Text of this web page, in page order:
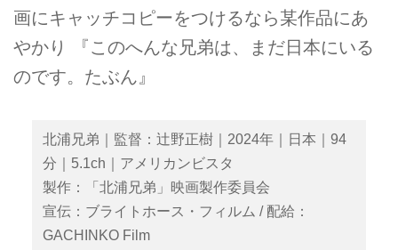
画にキャッチコピーをつけるなら某作品にあ
やかり 『このへんな兄弟は、まだ日本にいる
のです。たぶん』
北浦兄弟｜監督：辻野正樹｜2024年｜日本｜94
分｜5.1ch｜アメリカンビスタ
製作：「北浦兄弟」映画製作委員会
宣伝：ブライトホース・フィルム / 配給：
GACHINKO Film